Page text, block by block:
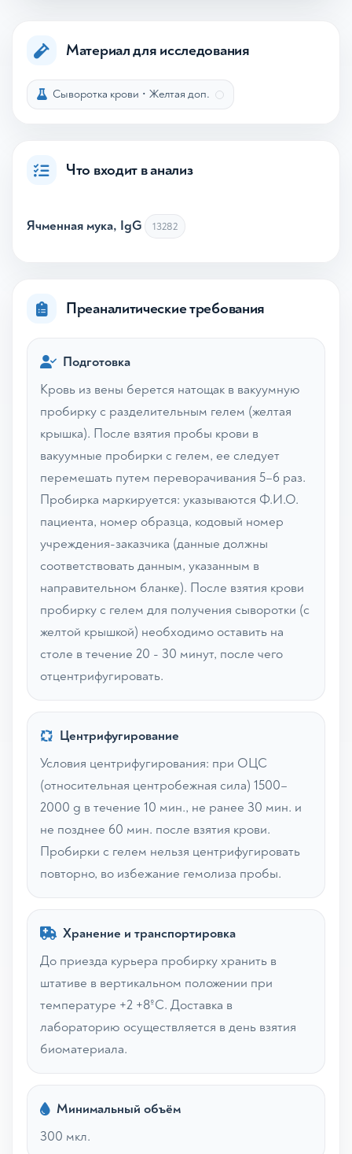
Материал для исследования
Сыворотка крови • Желтая доп.
Что входит в анализ
Ячменная мука, IgG 13282
Преаналитические требования
Подготовка
Кровь из вены берется натощак в вакуумную
пробирку с разделительным гелем (желтая
крышка). После взятия пробы крови в
вакуумные пробирки с гелем, ее следует
перемешать путем переворачивания 5–6 раз.
Пробирка маркируется: указываются Ф.И.О.
пациента, номер образца, кодовый номер
учреждения-заказчика (данные должны
соответствовать данным, указанным в
направительном бланке). После взятия крови
пробирку с гелем для получения сыворотки (с
желтой крышкой) необходимо оставить на
столе в течение 20 - 30 минут, после чего
отцентрифугировать.
Центрифугирование
Условия центрифугирования: при ОЦС
(относительная центробежная сила) 1500–
2000 g в течение 10 мин., не ранее 30 мин. и
не позднее 60 мин. после взятия крови.
Пробирки с гелем нельзя центрифугировать
повторно, во избежание гемолиза пробы.
Хранение и транспортировка
До приезда курьера пробирку хранить в
штативе в вертикальном положении при
температуре +2 +8ºС. Доставка в
лабораторию осуществляется в день взятия
биоматериала.
Минимальный объём
300 мкл.